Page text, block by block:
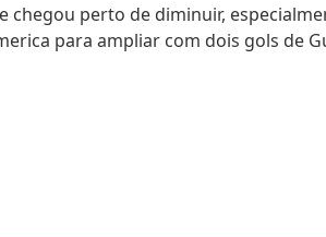
perto de diminuir,
para ampliar com dois gols de